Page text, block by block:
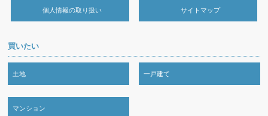
個人情報の取り扱い サイトマップ
買いたい
土地 一戸建て
マンション